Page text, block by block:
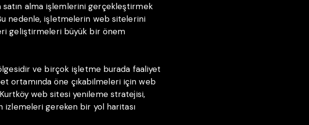
alma işlemlerini gerçekleştirmek
nedenle, işletmelerin web sitelerini
geliştirmeleri büyük bir önem
ve birçok işletme burada faaliyet
ortamında öne çıkabilmeleri için web
web sitesi yenileme stratejisi,
izlemeleri gereken bir yol haritası